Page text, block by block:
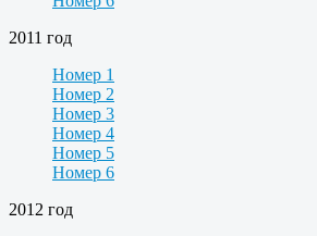
2011 год
Номер 1
Номер 2
Номер 3
Номер 4
Номер 5
Номер 6
2012 год